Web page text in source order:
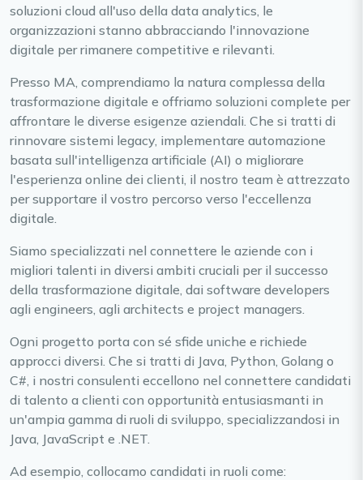
soluzioni cloud all'uso della data analytics, le
organizzazioni stanno abbracciando l'innovazione
digitale per rimanere competitive e rilevanti.
Presso MA, comprendiamo la natura complessa della
trasformazione digitale e offriamo soluzioni complete per
affrontare le diverse esigenze aziendali. Che si tratti di
rinnovare sistemi legacy, implementare automazione
basata sull'intelligenza artificiale (AI) o migliorare
l'esperienza online dei clienti, il nostro team è attrezzato
per supportare il vostro percorso verso l'eccellenza
digitale.
Siamo specializzati nel connettere le aziende con i
migliori talenti in diversi ambiti cruciali per il successo
della trasformazione digitale, dai software developers
agli engineers, agli architects e project managers.
Ogni progetto porta con sé sfide uniche e richiede
approcci diversi. Che si tratti di Java, Python, Golang o
C#, i nostri consulenti eccellono nel connettere candidati
di talento a clienti con opportunità entusiasmanti in
un'ampia gamma di ruoli di sviluppo, specializzandosi in
Java, JavaScript e .NET.
Ad esempio, collocamo candidati in ruoli come: